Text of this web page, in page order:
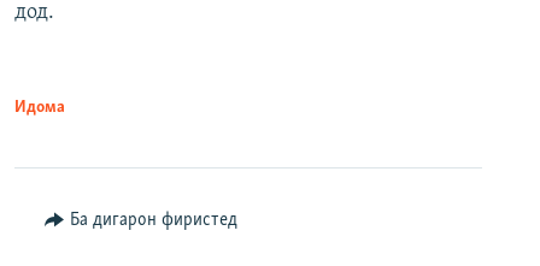
дод.
Идома
Ба дигарон фиристед